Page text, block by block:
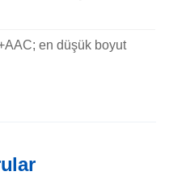
en düşük boyut